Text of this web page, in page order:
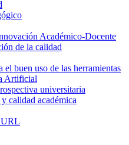
Académico-Docente
de la calidad
el buen uso de las herramientas
Artificial
universitaria
calidad académica
URL